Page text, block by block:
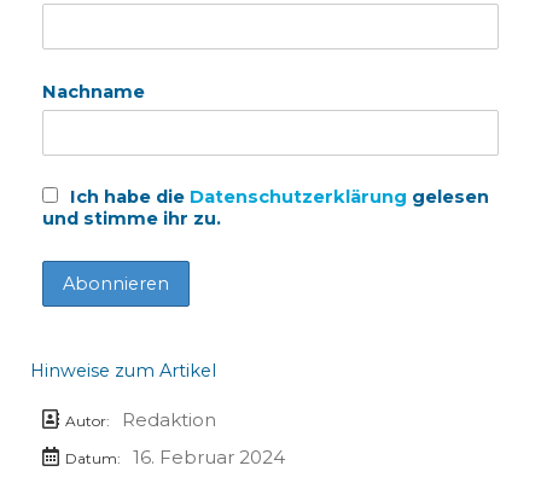
Nachname
Ich habe die Datenschutzerklärung gelesen
und stimme ihr zu.
Hinweise zum Artikel
Autor: Redaktion
Datum:
16. Februar 2024